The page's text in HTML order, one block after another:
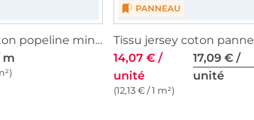
Tissu coton popeline mini Coeurs, bleu clair
m
PANNEAU
14,07 € /
unité
17,09 € /
unité
(12,13 € / 1 m²)